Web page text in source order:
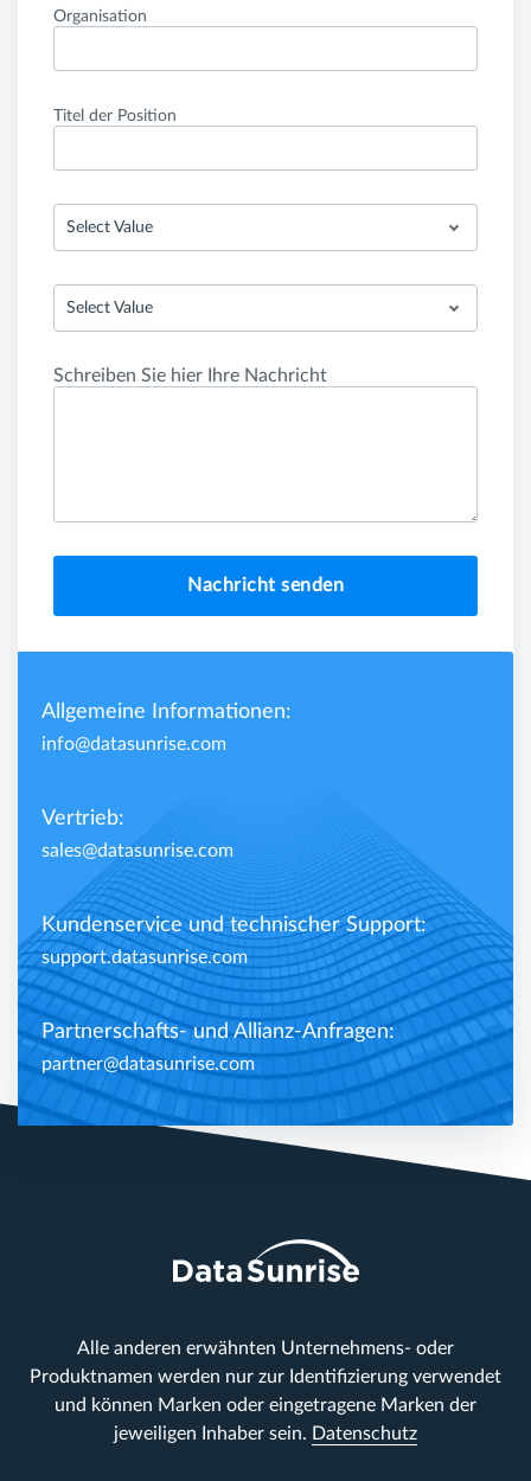
Organisation
Titel der Position
Select Value
Select Value
Schreiben Sie hier Ihre Nachricht
Nachricht senden
Allgemeine Informationen:
info@datasunrise.com
Vertrieb:
sales@datasunrise.com
Kundenservice und technischer Support:
support.datasunrise.com
Partnerschafts- und Allianz-Anfragen:
partner@datasunrise.com
Alle anderen erwähnten Unternehmens- oder
Produktnamen werden nur zur Identifizierung verwendet
und können Marken oder eingetragene Marken der
jeweiligen Inhaber sein. Datenschutz